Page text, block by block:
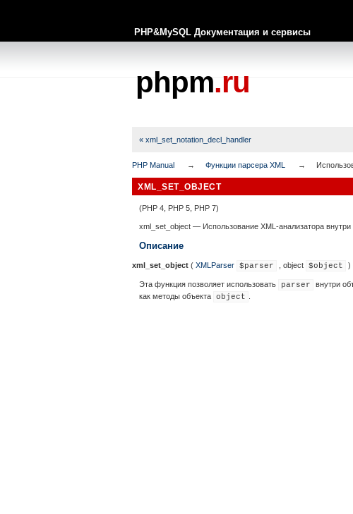
PHP&MySQL Документация и сервисы
phpm.ru
« xml_set_notation_decl_handler
PHP Manual Функции парсера XML
XML_SET_OBJECT
(PHP 4, PHP 5, PHP 7)
xml_set_object — Использование XML-анализатора внутри
Описание
xml_set_object ( XMLParser $parser object $object )
Эта функция позволяет использовать parser внутри
как методы объекта object